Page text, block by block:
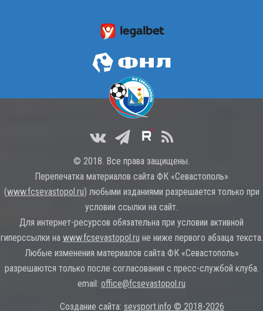
© 2018. Все права защищены.
Перепечатка материалов сайта ФК «Севастополь»
(www.fcsevastopol.ru) любыми изданиями разрешается только при
условии ссылки на сайт.
Для интернет-ресурсов обязательна при условии активной
гиперссылки на www.fcsevastopol.ru не ниже первого абзаца текста.
Любые изменения материалов сайта ФК «Севастополь»
разрешаются только после согласования с пресс-службой клуба.
email: office@fcsevastopol.ru
Создание сайта: sevsport.info © 2018-2026